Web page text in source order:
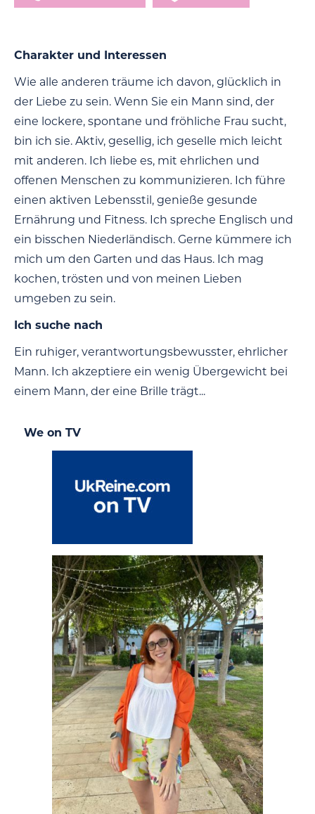
Charakter und Interessen
Wie alle anderen träume ich davon, glücklich in
der Liebe zu sein. Wenn Sie ein Mann sind, der
eine lockere, spontane und fröhliche Frau sucht,
bin ich sie. Aktiv, gesellig, ich geselle mich leicht
mit anderen. Ich liebe es, mit ehrlichen und
offenen Menschen zu kommunizieren. Ich führe
einen aktiven Lebensstil, genieße gesunde
Ernährung und Fitness. Ich spreche Englisch und
ein bisschen Niederländisch. Gerne kümmere ich
mich um den Garten und das Haus. Ich mag
kochen, trösten und von meinen Lieben
umgeben zu sein.
Ich suche nach
Ein ruhiger, verantwortungsbewusster, ehrlicher
Mann. Ich akzeptiere ein wenig Übergewicht bei
einem Mann, der eine Brille trägt...
We on TV